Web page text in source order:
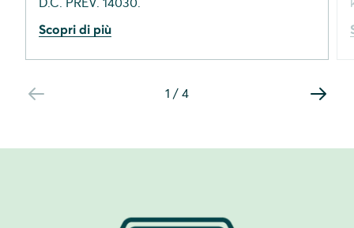
Scopri di più
1 / 4